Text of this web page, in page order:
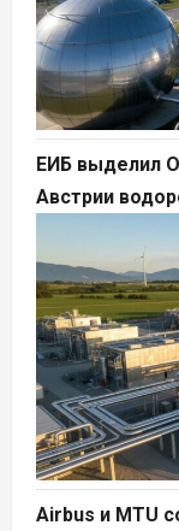
ЕИБ выделил
Австрии
Airbus и MTU